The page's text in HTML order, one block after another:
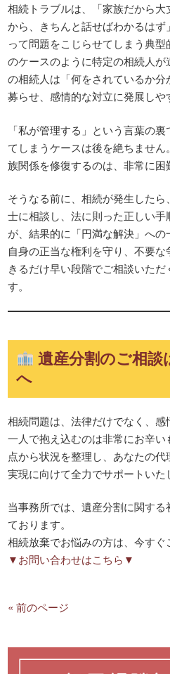
相続トラブルは、「家族だから
から、きちんと話せばわかるはず
って問題をこじらせてしまう典
のケースのように特定の相続人
の相続人は「何をされているか
募らせ、感情的な対立に発展しや
「私が管理する」という言葉の
てしまうケースは後を絶ちませ
族関係を修復するのは、非常に困
そうなる前に、相続が発生した
士に相談し、法に則った正しい手
が、結果的に「円満な解決」へ
自身の正当な権利を守り、不要
きるだけ早い段階でご相談いた
す。
遺産分割のご相談
へ
相続問題は、法律だけでなく、感
一人で抱え込むのは非常にお辛
点から状況を整理し、あなたの
実現に向けて全力でサポートいた
当事務所では、遺産分割に関す
ております。
相続放棄でお悩みの方は、今すぐ
▼お問い合わせはこちら▼
« 前のページ